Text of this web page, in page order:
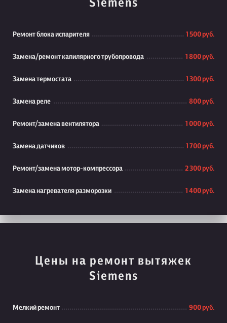
Siemens
Ремонт блока испарителя 1 500 руб.
Замена/ремонт капилярного трубопровода 1 800 руб.
Замена термостата 1 300 руб.
Замена реле 800 руб.
Ремонт/замена вентилятора 1 000 руб.
Замена датчиков 1 700 руб.
Ремонт/замена мотор-компрессора 2 300 руб.
Замена нагревателя разморозки 1 400 руб.
Цены на ремонт вытяжек
Siemens
Мелкий ремонт 900 руб.